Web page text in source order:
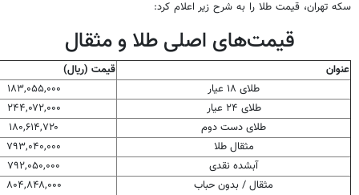
سکه تهران، قیمت طلا را به شرح زیر اعلام کرد:
قیمت‌های اصلی طلا و مثقال
عنوان
قیمت (ریال)
طلای ۱۸ عیار
۱۸۳,۰۵۵,۰۰۰
طلای ۲۴ عیار
۲۴۴,۰۷۲,۰۰۰
طلای دست دوم
۱۸۰,۶۱۴,۷۲۰
مثقال طلا
۷۹۳,۰۴۰,۰۰۰
آبشده نقدی
۷۹۲,۰۵۰,۰۰۰
مثقال / بدون حباب
۸۰۴,۸۴۸,۰۰۰